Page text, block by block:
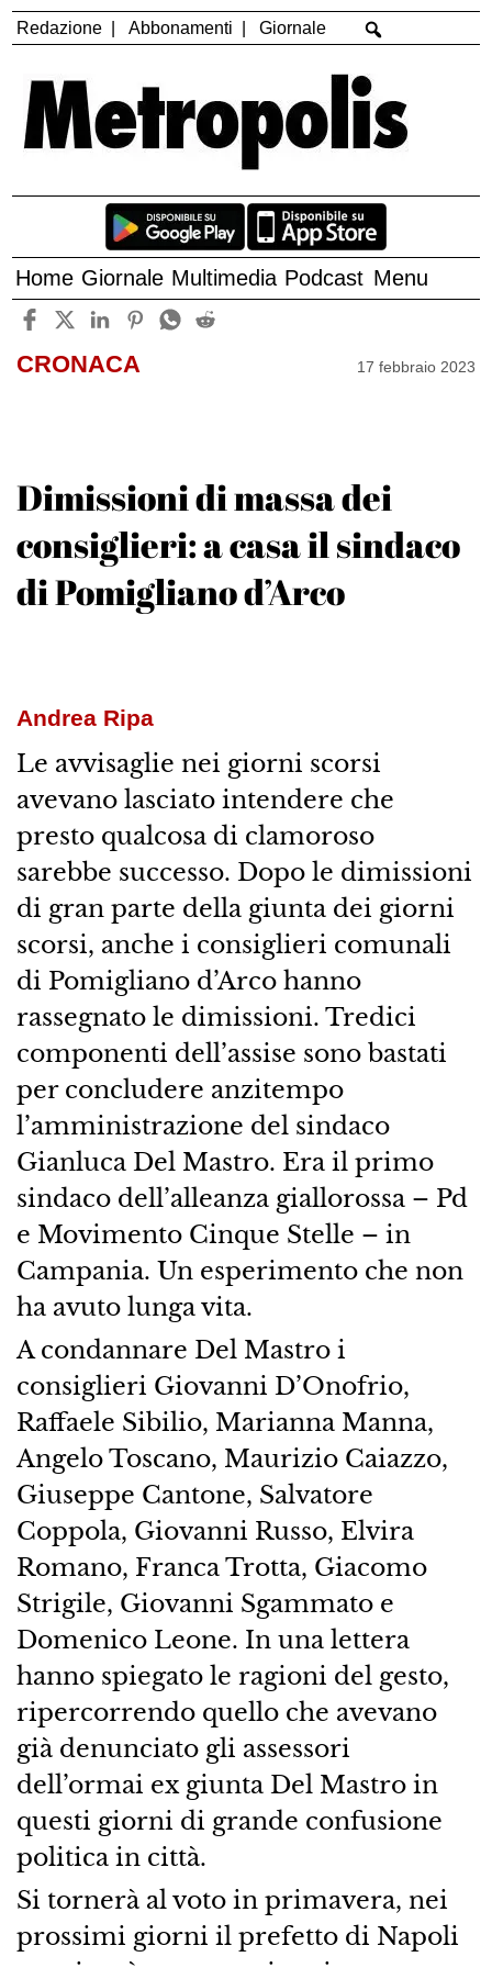
Redazione Abbonamenti Giornale
Home Giornale Multimedia Podcast Menu
CRONACA 17 febbraio 2023
Dimissioni di massa dei
consiglieri: a casa il sindaco
di Pomigliano d’Arco
Andrea Ripa
Le avvisaglie nei giorni scorsi
avevano lasciato intendere che
presto qualcosa di clamoroso
sarebbe successo. Dopo le dimissioni
di gran parte della giunta dei giorni
scorsi, anche i consiglieri comunali
di Pomigliano d’Arco hanno
rassegnato le dimissioni. Tredici
componenti dell’assise sono bastati
per concludere anzitempo
l’amministrazione del sindaco
Gianluca Del Mastro. Era il primo
sindaco dell’alleanza giallorossa – Pd
e Movimento Cinque Stelle – in
Campania. Un esperimento che non
ha avuto lunga vita.
A condannare Del Mastro i
consiglieri Giovanni D’Onofrio,
Raffaele Sibilio, Marianna Manna,
Angelo Toscano, Maurizio Caiazzo,
Giuseppe Cantone, Salvatore
Coppola, Giovanni Russo, Elvira
Romano, Franca Trotta, Giacomo
Strigile, Giovanni Sgammato e
Domenico Leone. In una lettera
hanno spiegato le ragioni del gesto,
ripercorrendo quello che avevano
già denunciato gli assessori
dell’ormai ex giunta Del Mastro in
questi giorni di grande confusione
politica in città.
Si tornerà al voto in primavera, nei
prossimi giorni il prefetto di Napoli